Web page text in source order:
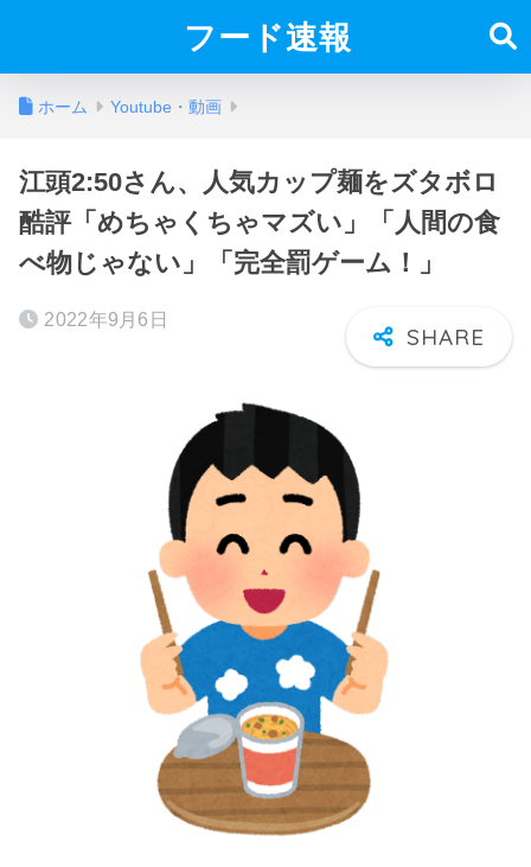
フード速報
ホーム Youtube・動画
江頭2:50さん、人気カップ麺をズタボロ
酷評「めちゃくちゃマズい」「人間の食
べ物じゃない」「完全罰ゲーム！」
2022年9月6日